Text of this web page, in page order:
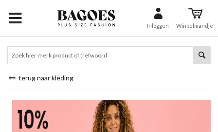
Inloggen Winkelmandje
terug naar kleding